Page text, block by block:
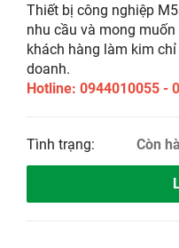
Thiết bị công nghiệp
nhu cầu và mong
khách hàng làm kim
doanh.
Hotline: 0944010055 -
Tình trạng: Còn